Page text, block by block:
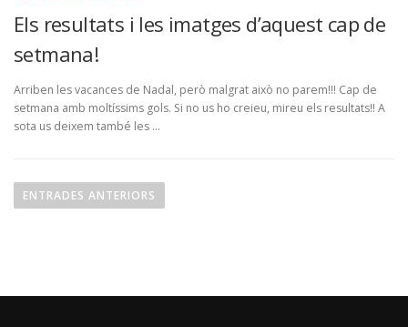
Els resultats i les imatges d’aquest cap de
setmana!
Arriben les vacances de Nadal, però malgrat això no parem!!! Cap de
setmana amb moltíssims gols. Si no us ho creieu, mireu els resultats!! A
sota us deixem també les …
ENTRADES ANTERIORS